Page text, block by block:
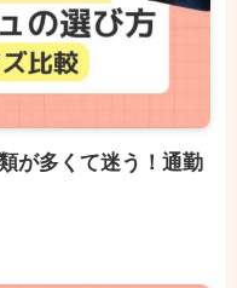
が多くて迷う！通勤